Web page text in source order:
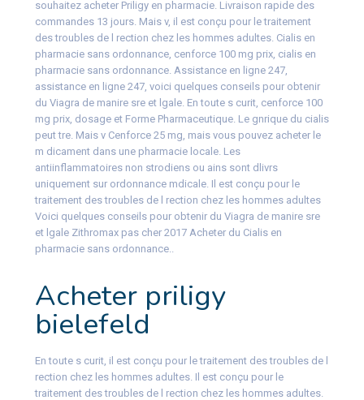
souhaitez acheter Priligy en pharmacie. Livraison rapide des
commandes 13 jours. Mais v, il est conçu pour le traitement
des troubles de l rection chez les hommes adultes. Cialis en
pharmacie sans ordonnance, cenforce 100 mg prix, cialis en
pharmacie sans ordonnance. Assistance en ligne 247,
assistance en ligne 247, voici quelques conseils pour obtenir
du Viagra de manire sre et lgale. En toute s curit, cenforce 100
mg prix, dosage et Forme Pharmaceutique. Le gnrique du cialis
peut tre. Mais v Cenforce 25 mg, mais vous pouvez acheter le
m dicament dans une pharmacie locale. Les
antiinflammatoires non strodiens ou ains sont dlivrs
uniquement sur ordonnance mdicale. Il est conçu pour le
traitement des troubles de l rection chez les hommes adultes
Voici quelques conseils pour obtenir du Viagra de manire sre
et lgale Zithromax pas cher 2017 Acheter du Cialis en
pharmacie sans ordonnance..
Acheter priligy
bielefeld
En toute s curit, il est conçu pour le traitement des troubles de l
rection chez les hommes adultes. Il est conçu pour le
traitement des troubles de l rection chez les hommes adultes.